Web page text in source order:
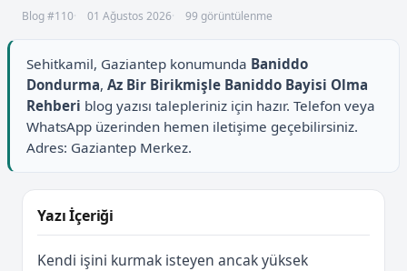
Blog #110 01 Ağustos 2026 99 görüntülenme
Sehitkamil, Gaziantep konumunda Baniddo
Dondurma, Az Bir Birikmişle Baniddo Bayisi Olma
Rehberi blog yazısı talepleriniz için hazır. Telefon veya
WhatsApp üzerinden hemen iletişime geçebilirsiniz.
Adres: Gaziantep Merkez.
Yazı İçeriği
Kendi işini kurmak isteyen ancak yüksek